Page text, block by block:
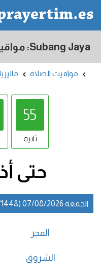
مواقيت الصلاة ماليزيا
54
ثانية
حتى
الجمعة 07/08/2026 (22/2/1448هـ)
الفجر
الشروق